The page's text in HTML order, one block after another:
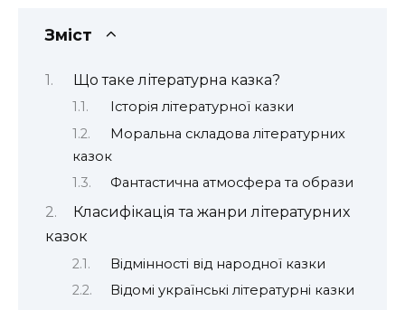
Зміст
Що таке літературна казка?
Історія літературної казки
Моральна складова літературних
казок
Фантастична атмосфера та образи
Класифікація та жанри літературних
казок
Відмінності від народної казки
Відомі українські літературні казки